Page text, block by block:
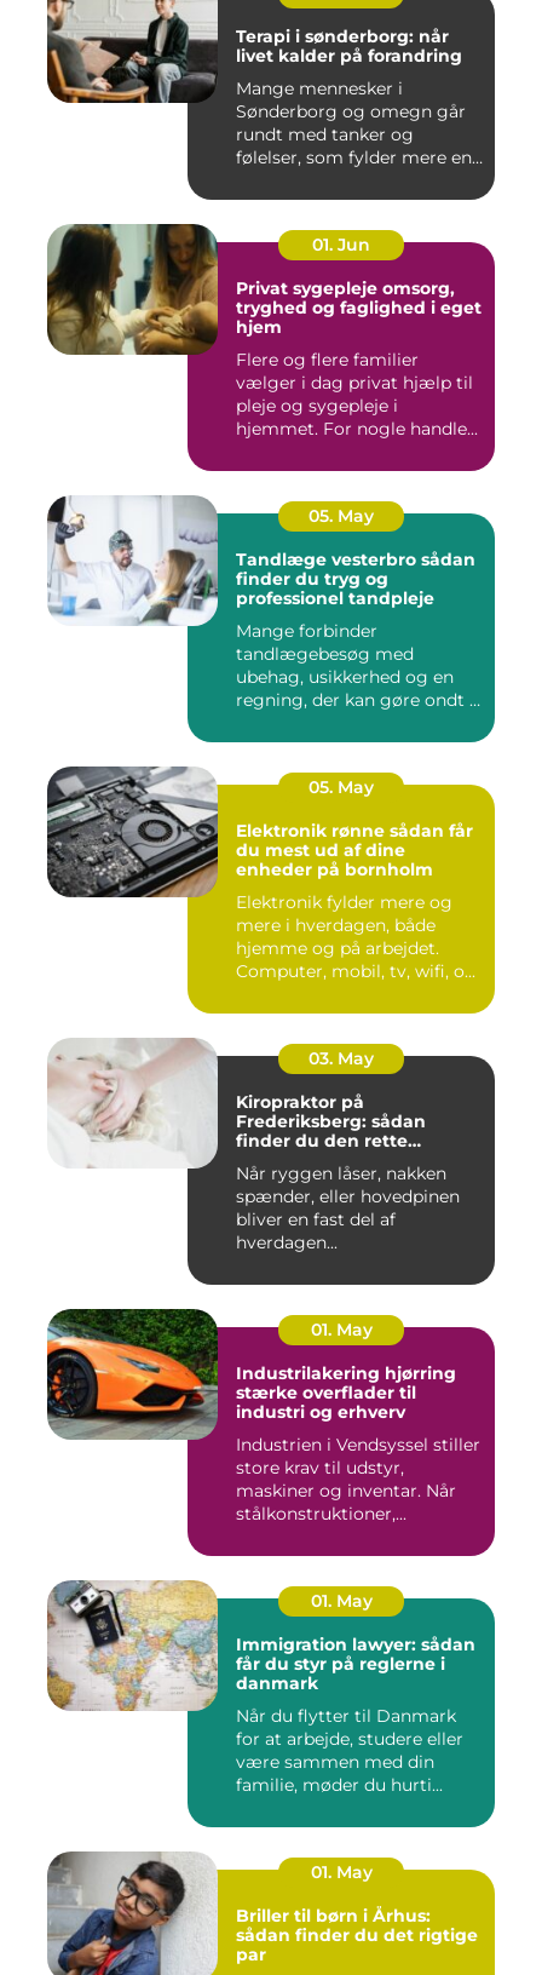
Terapi i sønderborg: når
livet kalder på forandring
Mange mennesker i
Sønderborg og omegn går
rundt med tanker og
følelser, som fylder mere end
01. Jun
Privat sygepleje omsorg,
tryghed og faglighed i eget
hjem
Flere og flere familier
vælger i dag privat hjælp til
pleje og sygepleje i
hjemmet. For nogle handle...
05. May
Tandlæge vesterbro sådan
finder du tryg og
professionel tandpleje
Mange forbinder
tandlægebesøg med
ubehag, usikkerhed og en
regning, der kan gøre ondt i
05. May
Elektronik rønne sådan får
du mest ud af dine
enheder på bornholm
Elektronik fylder mere og
mere i hverdagen, både
hjemme og på arbejdet.
Computer, mobil, tv, wifi, o...
03. May
Kiropraktor på
Frederiksberg: sådan
finder du den rette
Når ryggen låser, nakken
spænder, eller hovedpinen
bliver en fast del af
hverdagen...
01. May
Industrilakering hjørring
stærke overflader til
industri og erhverv
Industrien i Vendsyssel stiller
store krav til udstyr,
maskiner og inventar. Når
stålkonstruktioner,...
01. May
Immigration lawyer: sådan
får du styr på reglerne i
danmark
Når du flytter til Danmark
for at arbejde, studere eller
være sammen med din
familie, møder du hurti...
01. May
Briller til børn i Århus:
sådan finder du det rigtige
par